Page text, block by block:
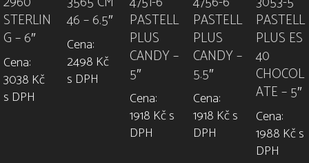
STERLIN
G – 6″
Cena:
3038 Kč
s DPH
46 – 6.5″
Cena:
2498 Kč
s DPH
PASTELL
PLUS
CANDY –
5″
Cena:
1918 Kč s
DPH
PASTELL
PLUS
CANDY –
5.5″
Cena:
1918 Kč s
DPH
PASTELL
PLUS ES
40
CHOCOL
ATE – 5″
Cena:
1988 Kč s
DPH